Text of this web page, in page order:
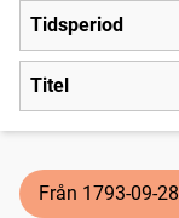
Tidsperiod
Titel
Från 1793-09-28